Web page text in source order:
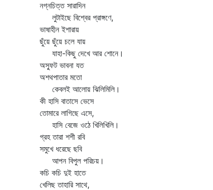
নগ্নচিত্ত সারাদিন
লুটাইছে বিশ্বের প্রাঙ্গণে,
ভাষাহীন ইশারায়
ছুঁয়ে ছুঁয়ে চলে যায়
যাহা-কিছু দেখে আর শোনে।
অস্ফুট ভাবনা যত
অশথপাতার মতো
কেবলই আলোয় ঝিলিমিলি।
কী হাসি বাতাসে ভেসে
তোমারে লাগিছে এসে,
হাসি বেজে ওঠে খিলিখিলি।
গ্রহ তারা শশী রবি
সমুখে ধরেছে ছবি
আপন বিপুল পরিচয়।
কচি কচি দুই হাতে
খেলিছ তাহারি সাথে,